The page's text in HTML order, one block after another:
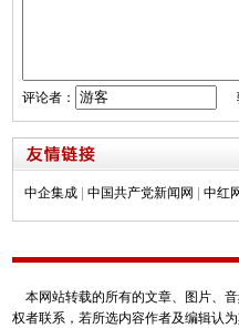
评论者：
中企集成 中国共产党新闻网 中红
本网站转载的所有的文章、图片、
权者联系，若所选内容作者及编辑认